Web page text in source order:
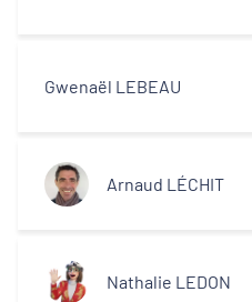
Gwenaël LEBEAU
Arnaud LÉCHIT
Nathalie LEDON